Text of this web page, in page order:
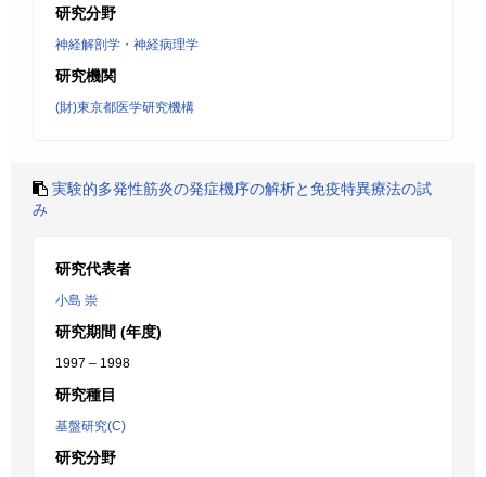
研究分野
神経解剖学・神経病理学
研究機関
(財)東京都医学研究機構
実験的多発性筋炎の発症機序の解析と免疫特異療法の試
み
研究代表者
小島 崇
研究期間 (年度)
1997 – 1998
研究種目
基盤研究(C)
研究分野